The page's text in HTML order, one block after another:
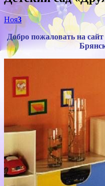
Ноя3
Добро пожаловать на